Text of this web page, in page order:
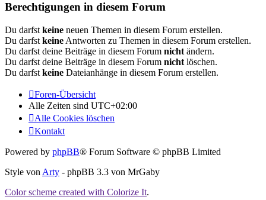
Berechtigungen in diesem Forum
Du darfst keine neuen Themen in diesem Forum erstellen.
Du darfst keine Antworten zu Themen in diesem Forum erstellen.
Du darfst deine Beiträge in diesem Forum nicht ändern.
Du darfst deine Beiträge in diesem Forum nicht löschen.
Du darfst keine Dateianhänge in diesem Forum erstellen.
Foren-Übersicht
Alle Zeiten sind UTC+02:00
Alle Cookies löschen
Kontakt
Powered by phpBB® Forum Software © phpBB Limited
Style von Arty - phpBB 3.3 von MrGaby
Color scheme created with Colorize It.